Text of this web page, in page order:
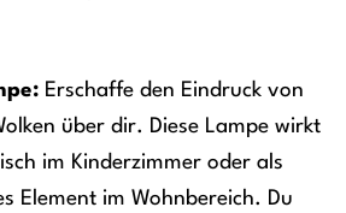
Erschaffe den Eindruck von
über dir. Diese Lampe wirkt
im Kinderzimmer oder als
Element im Wohnbereich. Du